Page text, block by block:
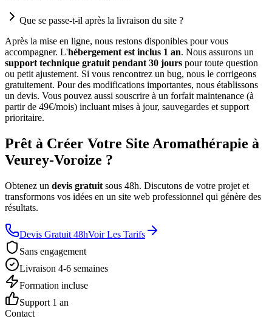
Que se passe-t-il après la livraison du site ?
Après la mise en ligne, nous restons disponibles pour vous
accompagner. L'hébergement est inclus 1 an. Nous assurons un
support technique gratuit pendant 30 jours pour toute question
ou petit ajustement. Si vous rencontrez un bug, nous le corrigeons
gratuitement. Pour des modifications importantes, nous établissons
un devis. Vous pouvez aussi souscrire à un forfait maintenance (à
partir de 49€/mois) incluant mises à jour, sauvegardes et support
prioritaire.
Prêt à Créer Votre Site Aromathérapie à
Veurey-Voroize ?
Obtenez un devis gratuit sous 48h. Discutons de votre projet et
transformons vos idées en un site web professionnel qui génère des
résultats.
Devis Gratuit 48hVoir Les Tarifs
Sans engagement
Livraison 4-6 semaines
Formation incluse
Support 1 an
Contact